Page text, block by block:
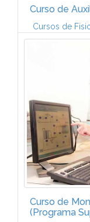
Curso de
Cursos de
Unidad 1.
PatologÃ­as
bÃ¡sicos de
Curso de
(Programa